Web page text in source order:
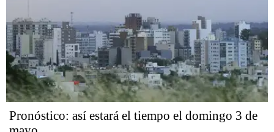
Pronóstico: así estará el tiempo el domingo 3 de